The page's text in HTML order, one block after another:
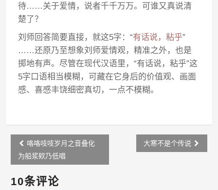
待……关于爱情，说者千千万万。可谁又真说清
楚了？
刘师回答简要直接，就这5字：“有话说，粘乎”
……还原乃至想象刘师爱情观，精准之外，也是
掷地有声。尽管在现代汉语里，“有话说，粘乎”这
5字口语相当模糊，可藏在它身后的价值观、画面
感、喜感丰饶细密真切，一点不模糊。
Post
navigation
咯咯吱吱岁月之音叠化
为船浆欸乃低唱
大寒不是个传说
10条评论